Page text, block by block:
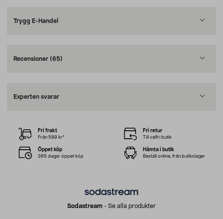
Trygg E-Handel
Recensioner (65)
Experten svarar
Sodastream - Se alla produkter
Fri frakt
Från 599 kr*
Fri retur
Till valfri butik
Öppet köp
365 dagar öppet köp
Hämta i butik
Beställ online, från butikslager